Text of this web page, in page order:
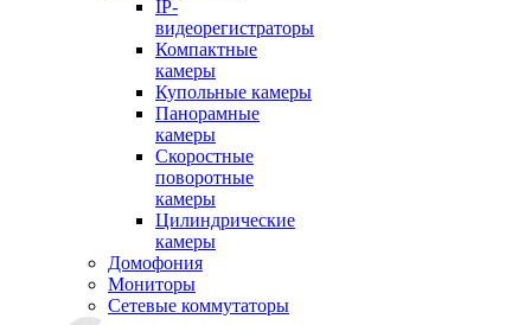
IP-
видеорегистраторы
Компактные
камеры
Купольные камеры
Панорамные
камеры
Скоростные
поворотные
камеры
Цилиндрические
камеры
Домофония
Мониторы
Сетевые коммутаторы